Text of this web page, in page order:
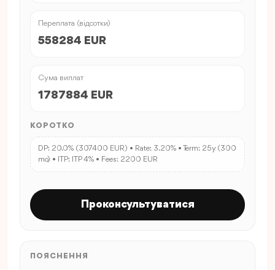
Переплата (відсотки)
558284 EUR
Сума виплат
1787884 EUR
КОРОТКО
DP: 20.0% (307400 EUR) • Rate: 3.20% • Term: 25y (300
mo) • ITP: ITP 4% • Fees: 2200 EUR
Проконсультуватися
ПОЯСНЕННЯ